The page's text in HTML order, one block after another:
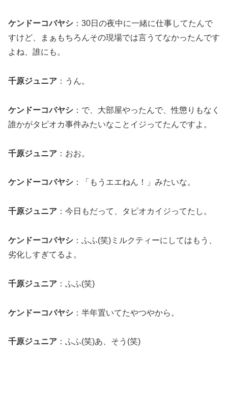
ケンドーコバヤシ ：30日の夜中に一緒に仕事してたんで
すけど、まぁもちろんその現場では言うてなかったんです
よね、誰にも。
千原ジュニア ：うん。
ケンドーコバヤシ ：で、大部屋やったんで、性懲りもなく
誰かがタピオカ事件みたいなことイジってたんですよ。
千原ジュニア ：おお。
ケンドーコバヤシ ：「もうエエねん！」みたいな。
千原ジュニア ：今日もだって、タピオカイジってたし。
ケンドーコバヤシ ：ふふ(笑)ミルクティーにしてはもう、
劣化しすぎてるよ。
千原ジュニア ：ふふ(笑)
ケンドーコバヤシ ：半年置いてたやつやから。
千原ジュニア ：ふふ(笑)あ、そう(笑)